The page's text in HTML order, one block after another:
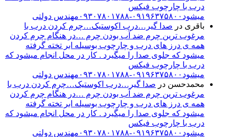
درب با چارچوب فیکس
میشود۰۹۱۹۶۳۷۵۸۰۰-۰۹۳۰۷۸۰۱۷۸۸مهندس دولتی
باقری در صدا گیر…درب اکوستیک…چرم کردن درب با
مرغوب ترین چرم ضد آب بودن چرم …در هنگام چرم کردن
همه ی درز های درب و چارچوب بوسیله ابر تخته گرفته
میشود که جلوی صدا را میگیرد . کار در محل انجام میشود که
درب با چارچوب فیکس
میشود۰۹۱۹۶۳۷۵۸۰۰-۰۹۳۰۷۸۰۱۷۸۸مهندس دولتی
محمدحسن در صدا گیر…درب اکوستیک…چرم کردن درب با
مرغوب ترین چرم ضد آب بودن چرم …در هنگام چرم کردن
همه ی درز های درب و چارچوب بوسیله ابر تخته گرفته
میشود که جلوی صدا را میگیرد . کار در محل انجام میشود که
درب با چارچوب فیکس
میشود۰۹۱۹۶۳۷۵۸۰۰-۰۹۳۰۷۸۰۱۷۸۸مهندس دولتی